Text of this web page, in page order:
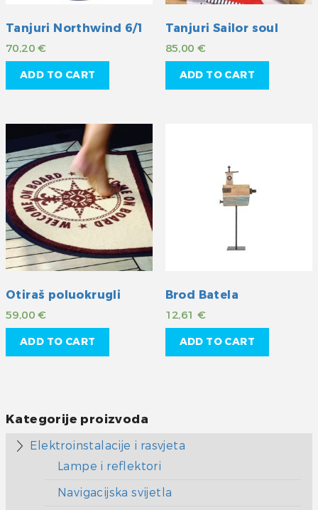
Tanjuri Northwind 6/1
70,20€
ADD TO CART
Tanjuri Sailor soul
85,00€
ADD TO CART
Otiraš poluokrugli
59,00€
ADD TO CART
Brod Batela
12,61€
ADD TO CART
Kategorije proizvoda
Elektroinstalacije i rasvjeta
Lampe i reflektori
Navigacijska svijetla